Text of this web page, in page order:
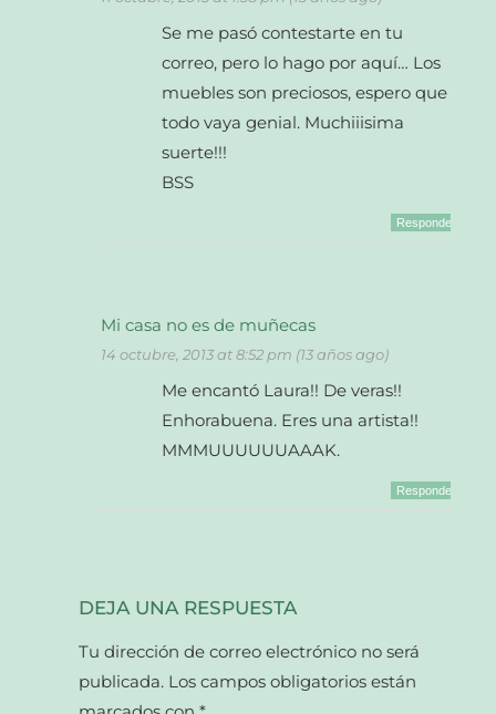
Se me pasó contestarte en tu
correo, pero lo hago por aquí… Los
muebles son preciosos, espero que
todo vaya genial. Muchiiisima
suerte!!!
BSS
Responder
Mi casa no es de muñecas
14 octubre, 2013 at 8:52 pm (13 años ago)
Me encantó Laura!! De veras!!
Enhorabuena. Eres una artista!!
MMMUUUUUUAAAK.
Responder
DEJA UNA RESPUESTA
Tu dirección de correo electrónico no será
publicada. Los campos obligatorios están